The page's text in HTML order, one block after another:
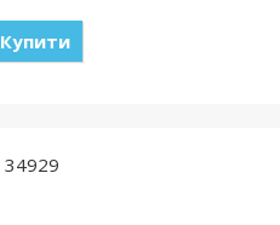
Купити
34929